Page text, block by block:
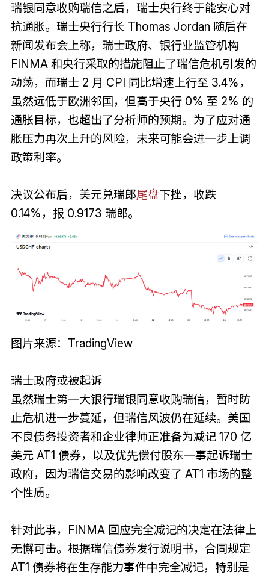
瑞银同意收购瑞信之后，瑞士央行终于能安心对
抗通胀。瑞士央行行长 Thomas Jordan 随后在
新闻发布会上称，瑞士政府、银行业监管机构
FINMA 和央行采取的措施阻止了瑞信危机引发的
动荡，而瑞士 2 月 CPI 同比增速上行至 3.4%，
虽然远低于欧洲邻国，但高于央行 0% 至 2% 的
通胀目标，也超出了分析师的预期。为了应对通
胀压力再次上升的风险，未来可能会进一步上调
政策利率。
决议公布后，美元兑瑞郎尾盘下挫，收跌
0.14%，报 0.9173 瑞郎。
图片来源：TradingView
瑞士政府或被起诉
虽然瑞士第一大银行瑞银同意收购瑞信，暂时防
止危机进一步蔓延，但瑞信风波仍在延续。美国
不良债务投资者和企业律师正准备为减记 170 亿
美元 AT1 债券，以及优先偿付股东一事起诉瑞士
政府，因为瑞信交易的影响改变了 AT1 市场的整
个性质。
针对此事，FINMA 回应完全减记的决定在法律上
无懈可击。根据瑞信债券发行说明书，合同规定
AT1 债券将在生存能力事件中完全减记，特别是